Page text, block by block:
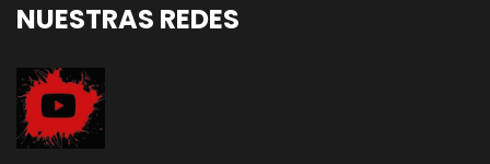
NUESTRAS REDES